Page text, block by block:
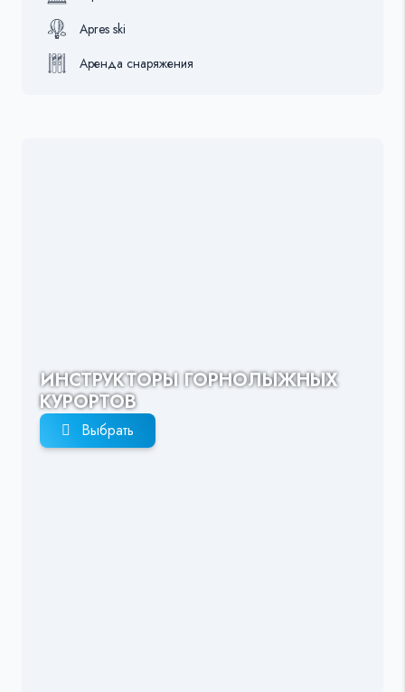
Apres ski
Аренда снаряжения
ИНСТРУКТОРЫ ГОРНОЛЫЖНЫХ
КУРОРТОВ
Выбрать